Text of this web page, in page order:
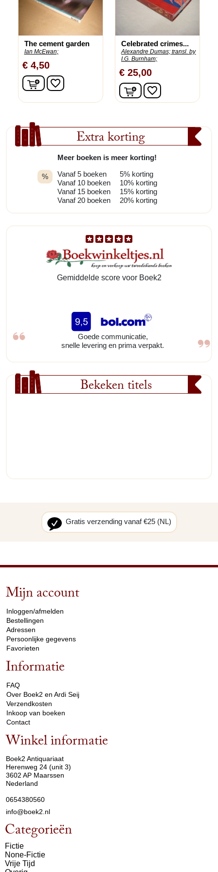
Extra korting
%
Meer boeken is meer korting!
Vanaf 5 boeken
Vanaf 10 boeken
Vanaf 15 boeken
Vanaf 20 boeken
5% korting
10% korting
15% korting
20% korting
Gemiddelde score voor Boek2
Goede communicatie,
snelle levering en prima verpakt.
Bekeken titels
The cement garden
Ian McEwan;
€ 4,50
In winkelwagen
favorite_border
Celebrated crimes...
Alexandre Dumas; transl. by
I.G. Burnham;
€ 25,00
In winkelwagen
favorite_border
Gratis verzending vanaf €25 (NL)
Mijn account
Inloggen/afmelden
Bestellingen
Adressen
Persoonlijke gegevens
Favorieten
Informatie
FAQ
Over Boek2 en Ardi Seij
Verzendkosten
Inkoop van boeken
Contact
Winkel informatie
Boek2 Antiquariaat
Herenweg 24 (unit 3)
3602 AP Maarssen
Nederland
0654380560
info@boek2.nl
Categorieën
Fictie
None-Fictie
Vrije Tijd